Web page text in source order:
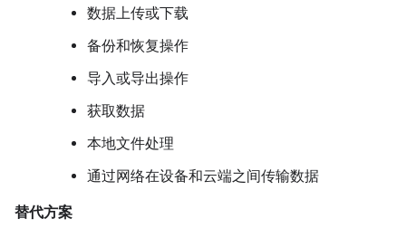
数据上传或下载
备份和恢复操作
导入或导出操作
获取数据
本地文件处理
通过网络在设备和云端之间传输数据
替代方案